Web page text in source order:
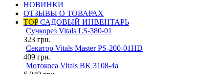
НОВИНКИ
ОТЗЫВЫ О ТОВАРАХ
TOPСАДОВЫЙ ИНВЕНТАРЬ
Сучкорез Vitals LS-380-01
323 грн.
Секатор Vitals Master PS-200-01HD
409 грн.
Мотокоса Vitals BK 3108-4a